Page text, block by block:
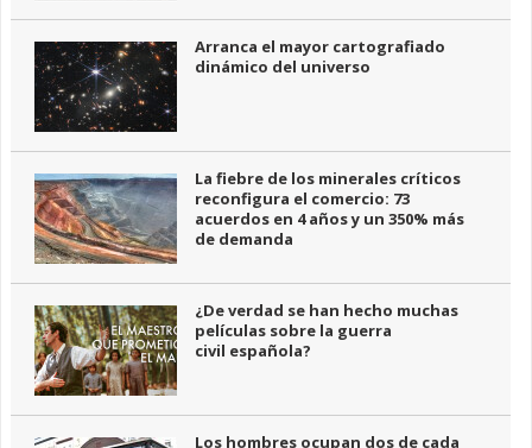
Arranca el mayor cartografiado
dinámico del universo
La fiebre de los minerales críticos
reconfigura el comercio: 73
acuerdos en 4 años y un 350% más
de demanda
¿De verdad se han hecho muchas
películas sobre la guerra
civil española?
Los hombres ocupan dos de cada